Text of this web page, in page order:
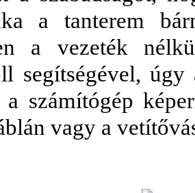
a tanterem
a vezeték
segítségével,
számítógép
vagy a